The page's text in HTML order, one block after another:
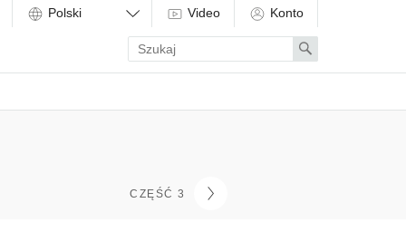
Video Konto
Enter
search
term
Search
CZĘŚĆ 3